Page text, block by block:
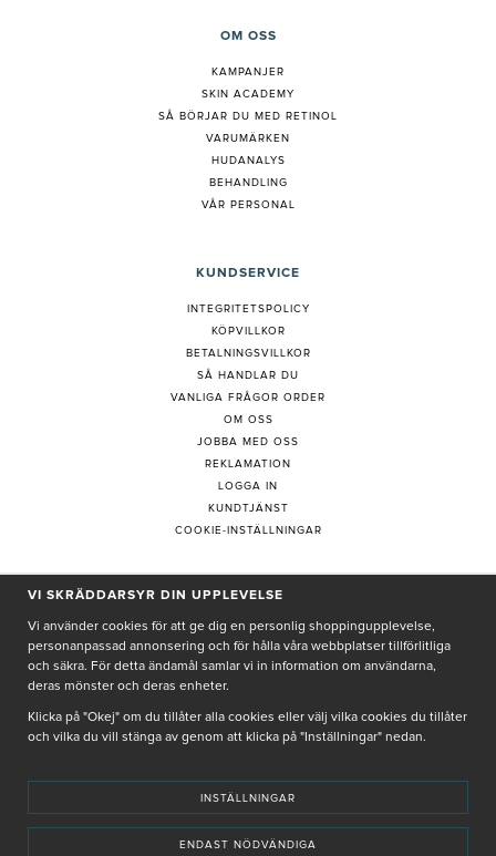
OM OSS
KAMPANJER
SKIN ACADEMY
SÅ BÖRJAR DU MED RETINOL
VARUMÄRKEN
HUDANALYS
BEHANDLING
VÅR PERSONAL
KUNDSERVICE
INTEGRITETSPOLICY
KÖPVILLKOR
BETALNINGSVILLKOR
SÅ HANDLAR DU
VANLIGA FRÅGOR ORDER
OM OSS
JOBBA MED OSS
REKLAMATION
LOGGA IN
KUNDTJÄNST
COOKIE-INSTÄLLNINGAR
PRENUMERERA PÅ NYHETSBREV
Genom att ge min e-post, accepterar jag Seth och Sally integritetspolicy
De uppgifter du matar in kommer endast användas till våra nyhetsbrev.
VI SKRÄDDARSYR DIN UPPLEVELSE
Vi använder cookies för att ge dig en personlig shoppingupplevelse,
personanpassad annonsering och för hålla våra webbplatser tillförlitliga
och säkra. För detta ändamål samlar vi in information om användarna,
deras mönster och deras enheter.
Klicka på "Okej" om du tillåter alla cookies eller välj vilka cookies du tillåter
och vilka du vill stänga av genom att klicka på "Inställningar" nedan.
INSTÄLLNINGAR
ENDAST NÖDVÄNDIGA